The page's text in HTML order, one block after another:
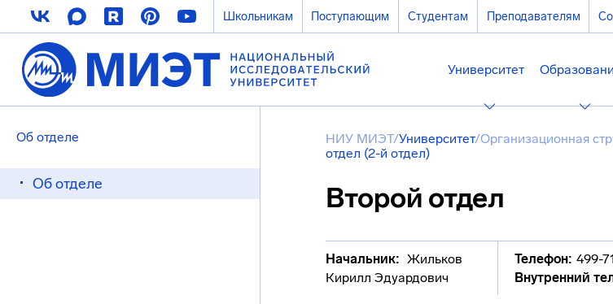
Школьникам Поступающим Студентам Преподавателям
Университет
Об отделе
Об отделе
НИУ МИЭТ/Университет/Организационная
отдел (2-й отдел)
Второй отдел
Начальник: Жильков
Кирилл Эдуардович
Телефон: 499-
Внутренний